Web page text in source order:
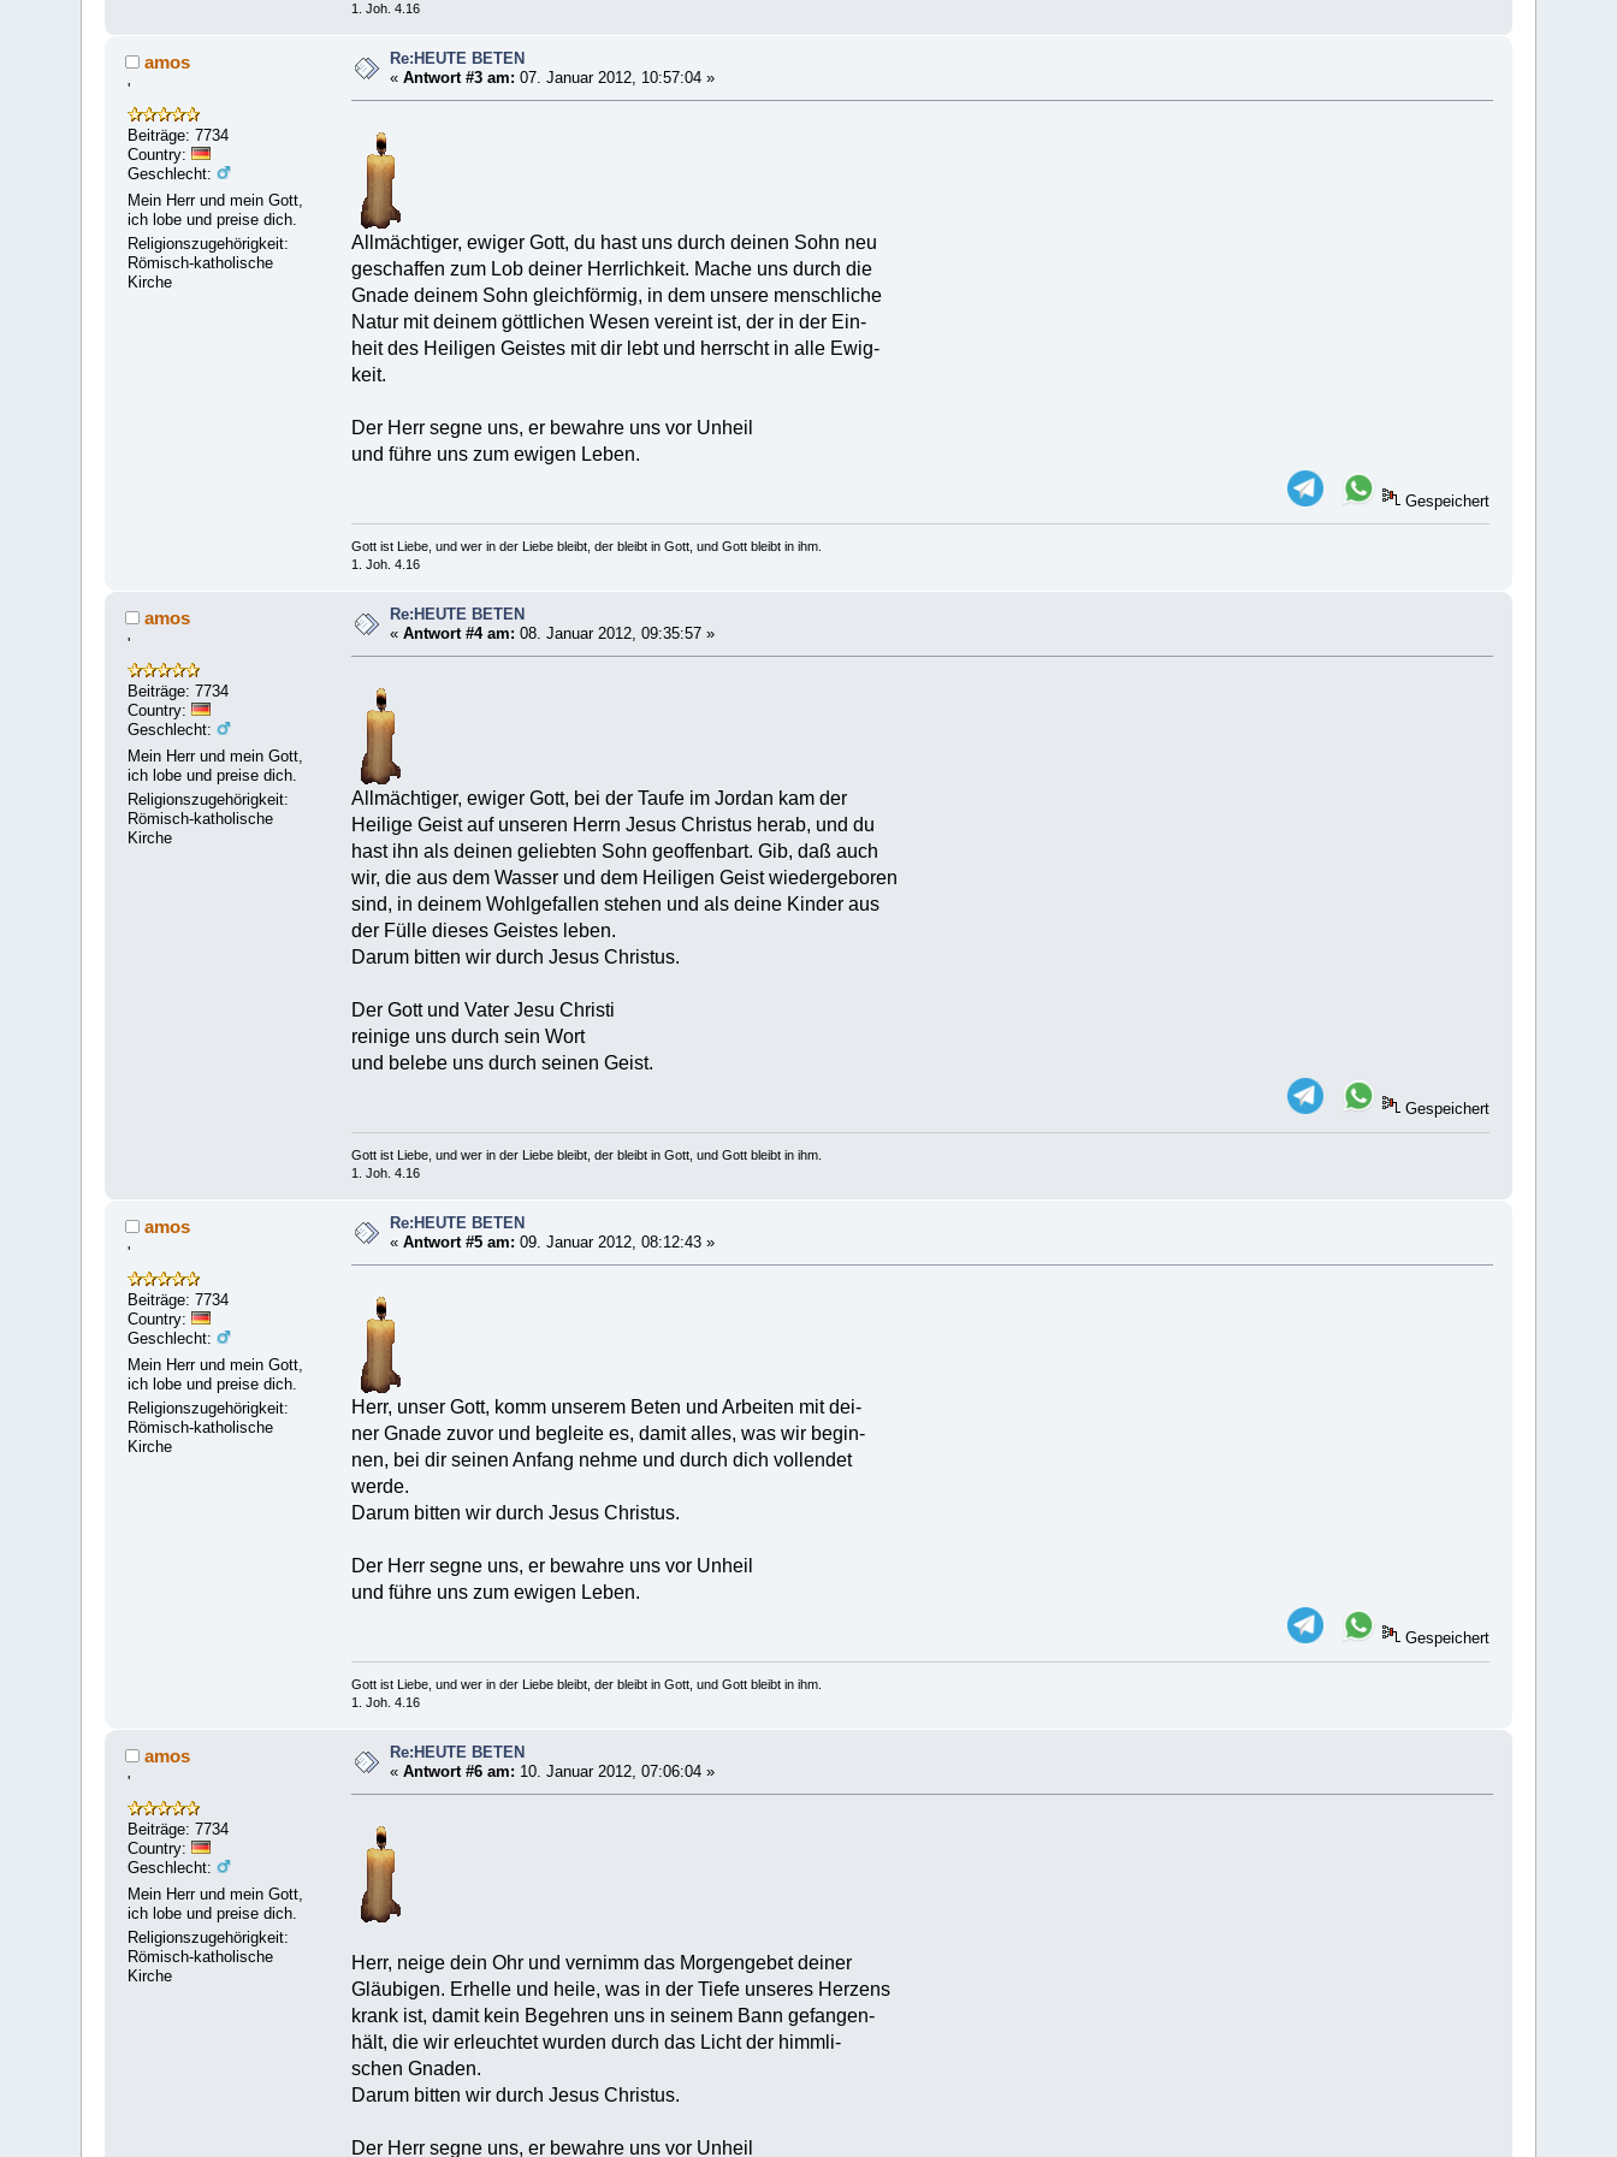
1. Joh. 4.16
amos
'
Beiträge: 7734
Country:
Geschlecht:
Mein Herr und mein Gott,
ich lobe und preise dich.
Religionszugehörigkeit:
Römisch-katholische
Kirche
Re:HEUTE BETEN
«Antwort #3 am: 07. Januar 2012, 10:57:04 »
Allmächtiger, ewiger Gott, du hast uns durch deinen Sohn neu
geschaffen zum Lob deiner Herrlichkeit. Mache uns durch die
Gnade deinem Sohn gleichförmig, in dem unsere menschliche
Natur mit deinem göttlichen Wesen vereint ist, der in der Ein-
heit des Heiligen Geistes mit dir lebt und herrscht in alle Ewig-
keit.
Der Herr segne uns, er bewahre uns vor Unheil
und führe uns zum ewigen Leben.
Gespeichert
Gott ist Liebe, und wer in der Liebe bleibt, der bleibt in Gott, und Gott bleibt in ihm.
1. Joh. 4.16
amos
'
Beiträge: 7734
Country:
Geschlecht:
Mein Herr und mein Gott,
ich lobe und preise dich.
Religionszugehörigkeit:
Römisch-katholische
Kirche
Re:HEUTE BETEN
«Antwort #4 am: 08. Januar 2012, 09:35:57 »
Allmächtiger, ewiger Gott, bei der Taufe im Jordan kam der
Heilige Geist auf unseren Herrn Jesus Christus herab, und du
hast ihn als deinen geliebten Sohn geoffenbart. Gib, daß auch
wir, die aus dem Wasser und dem Heiligen Geist wiedergeboren
sind, in deinem Wohlgefallen stehen und als deine Kinder aus
der Fülle dieses Geistes leben.
Darum bitten wir durch Jesus Christus.
Der Gott und Vater Jesu Christi
reinige uns durch sein Wort
und belebe uns durch seinen Geist.
Gespeichert
Gott ist Liebe, und wer in der Liebe bleibt, der bleibt in Gott, und Gott bleibt in ihm.
1. Joh. 4.16
amos
'
Beiträge: 7734
Country:
Geschlecht:
Mein Herr und mein Gott,
ich lobe und preise dich.
Religionszugehörigkeit:
Römisch-katholische
Kirche
Re:HEUTE BETEN
«Antwort #5 am: 09. Januar 2012, 08:12:43 »
Herr, unser Gott, komm unserem Beten und Arbeiten mit dei-
ner Gnade zuvor und begleite es, damit alles, was wir begin-
nen, bei dir seinen Anfang nehme und durch dich vollendet
werde.
Darum bitten wir durch Jesus Christus.
Der Herr segne uns, er bewahre uns vor Unheil
und führe uns zum ewigen Leben.
Gespeichert
Gott ist Liebe, und wer in der Liebe bleibt, der bleibt in Gott, und Gott bleibt in ihm.
1. Joh. 4.16
amos
'
Beiträge: 7734
Country:
Geschlecht:
Mein Herr und mein Gott,
ich lobe und preise dich.
Religionszugehörigkeit:
Römisch-katholische
Kirche
Re:HEUTE BETEN
«Antwort #6 am: 10. Januar 2012, 07:06:04 »
Herr, neige dein Ohr und vernimm das Morgengebet deiner
Gläubigen. Erhelle und heile, was in der Tiefe unseres Herzens
krank ist, damit kein Begehren uns in seinem Bann gefangen-
hält, die wir erleuchtet wurden durch das Licht der himmli-
schen Gnaden.
Darum bitten wir durch Jesus Christus.
Der Herr segne uns, er bewahre uns vor Unheil